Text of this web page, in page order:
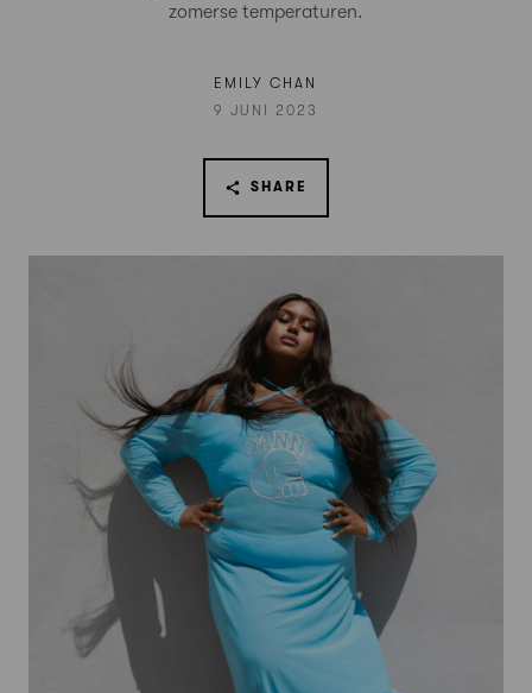
zomerse temperaturen.
EMILY CHAN
9 JUNI 2023
SHARE